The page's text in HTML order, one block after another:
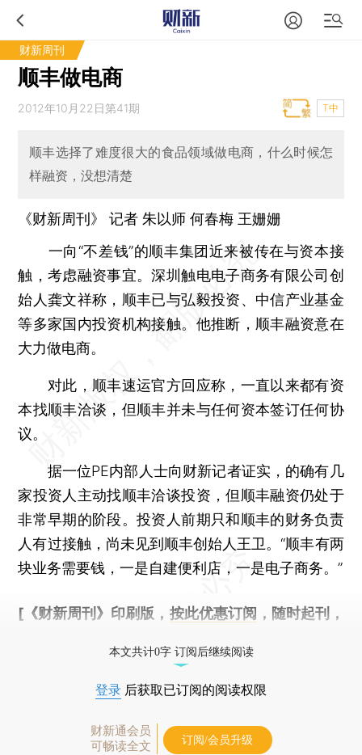
财新周刊
顺丰做电商
2012年10月22日第41期 T中
顺丰选择了难度很大的食品领域做电商，什么时候怎
样融资，没想清楚
《财新周刊》 记者 朱以师何春梅 王姗姗
一向“不差钱”的顺丰集团近来被传在与资本接
触，考虑融资事宜。深圳触电电子商务有限公司创
始人龚文祥称，顺丰已与弘毅投资、中信产业基金
等多家国内投资机构接触。他推断，顺丰融资意在
大力做电商。
对此，顺丰速运官方回应称，一直以来都有资
本找顺丰洽谈，但顺丰并未与任何资本签订任何协
议。
据一位PE内部人士向财新记者证实，的确有几
家投资人主动找顺丰洽谈投资，但顺丰融资仍处于
非常早期的阶段。投资人前期只和顺丰的财务负责
人有过接触，尚未见到顺丰创始人王卫。“顺丰有两
块业务需要钱，一是自建便利店，一是电子商务。”
[《财新周刊》印刷版， 按此优惠订阅 ，随时起刊，
本文共计0字 订阅后继续阅读
登录 后获取已订阅的阅读权限
财新通会员
可畅读全文
订阅/会员升级